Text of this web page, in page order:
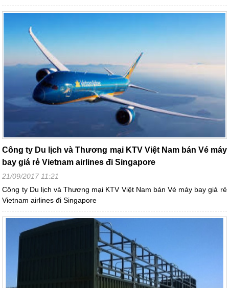
Công ty Du lịch và Thương mại KTV Việt Nam bán Vé máy
bay giá rẻ Vietnam airlines đi Singapore
21/09/2017 11:21
Công ty Du lịch và Thương mại KTV Việt Nam bán Vé máy bay giá rẻ
Vietnam airlines đi Singapore